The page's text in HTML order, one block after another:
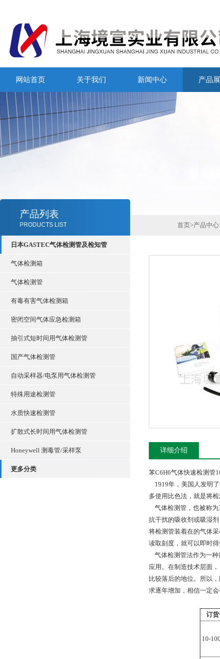
网站首页 关于我们 新闻中心 产品
产品列表
PRODUCTS LIST
日本GASTEC气体检测管及检知管
气体检测箱
气体检测管
有毒有害气体检测箱
密闭空间气体应急检测箱
抽引式短时间用气体检测管
国产气体检测管
自动采样器/电泵用气体检测管
特殊用途检测管
水质快速检测管
扩散式长时间用气体检测管
Honeywell 测毒管/采样泵
更多分类
首页>产品中心
详细介绍
苯C6H6气体快速检测管
1919年，美国人发明
多使用比色法，就是将
气体检测管，也被称为
抗干扰的吸收剂或吸湿
将检测管装着在的气体
读取刻度，就可以即时
气体检测管法作为一种
应用。在制造技术层面
比较落后的地位。所以
求逐年增加，相信一定
订货
10-